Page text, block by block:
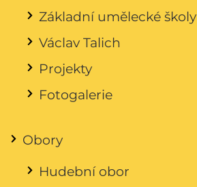
Základní umělecké školy
Václav Talich
Projekty
Fotogalerie
Obory
Hudební obor